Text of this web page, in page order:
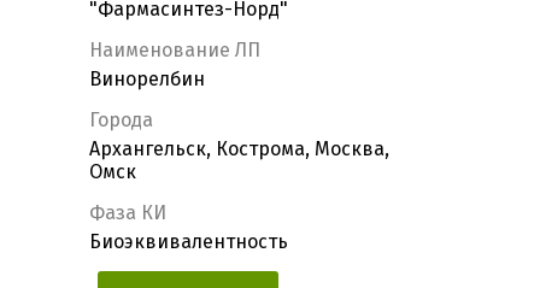
"Фармасинтез-Норд"
Наименование ЛП
Винорелбин
Города
Архангельск, Кострома, Москва,
Омск
Фаза КИ
Биоэквивалентность